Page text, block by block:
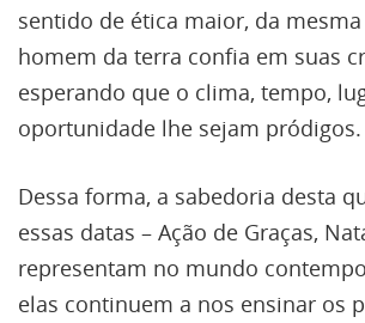
sentido de ética maior, da
homem da terra confia em suas
esperando que o clima, tempo,
oportunidade lhe sejam pródigos.
Dessa forma, a sabedoria desta
essas datas – Ação de Graças,
representam no mundo
elas continuem a nos ensinar os